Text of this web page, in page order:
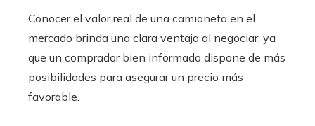
Conocer el valor real de una camioneta en el
mercado brinda una clara ventaja al negociar, ya
que un comprador bien informado dispone de más
posibilidades para asegurar un precio más
favorable.